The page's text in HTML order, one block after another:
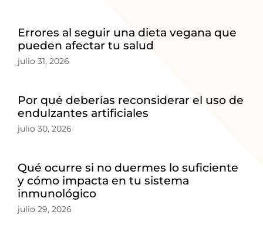
Errores al seguir una dieta vegana que
pueden afectar tu salud
julio 31, 2026
Por qué deberías reconsiderar el uso de
endulzantes artificiales
julio 30, 2026
Qué ocurre si no duermes lo suficiente
y cómo impacta en tu sistema
inmunológico
julio 29, 2026